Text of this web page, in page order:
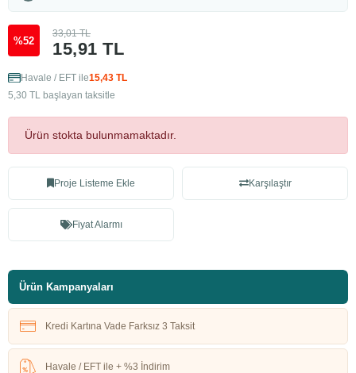
%52 15,91 TL
33,01 TL
Havale / EFT ile15,43 TL
5,30 TL başlayan taksitle
Ürün stokta bulunmamaktadır.
Proje Listeme Ekle Karşılaştır
Fiyat Alarmı
Ürün Kampanyaları
Kredi Kartına Vade Farksız 3 Taksit
Havale / EFT ile + %3 İndirim